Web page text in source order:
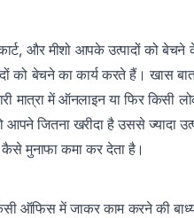
और मीशो आपके उत्पादों को
को बेचने का कार्य करते हैं। खास
मात्रा में ऑनलाइन या फिर किसी
जितना खरीदा है उससे ज्यादा
मुनाफा कमा कर देता है।
में जाकर काम करने की